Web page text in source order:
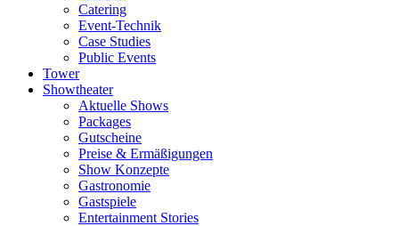
Catering
Event-Technik
Case Studies
Public Events
Tower
Showtheater
Aktuelle Shows
Packages
Gutscheine
Preise & Ermäßigungen
Show Konzepte
Gastronomie
Gastspiele
Entertainment Stories